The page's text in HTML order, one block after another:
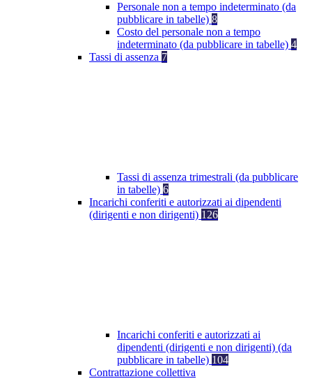
Personale non a tempo indeterminato (da
pubblicare in tabelle) 8
Costo del personale non a tempo
indeterminato (da pubblicare in tabelle) 4
Tassi di assenza 7
Tassi di assenza trimestrali (da pubblicare
in tabelle) 6
Incarichi conferiti e autorizzati ai dipendenti
(dirigenti e non dirigenti) 126
Incarichi conferiti e autorizzati ai
dipendenti (dirigenti e non dirigenti) (da
pubblicare in tabelle) 104
Contrattazione collettiva